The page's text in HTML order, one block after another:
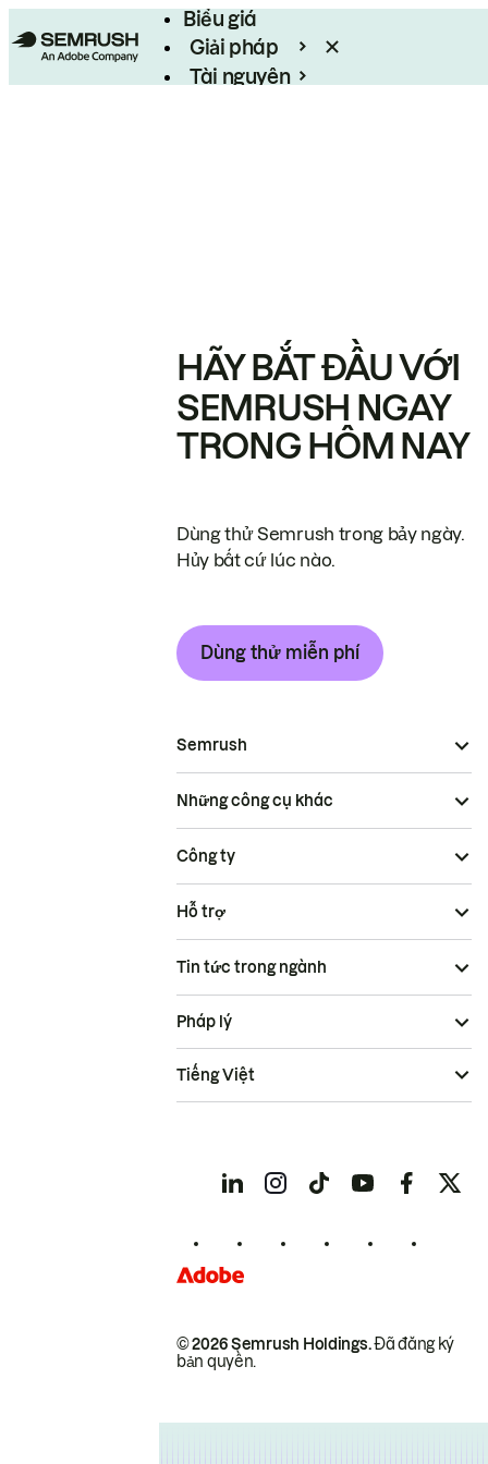
Biểu giá
Giải pháp
Tài nguyên
HÃY BẮT ĐẦU VỚI
SEMRUSH NGAY
TRONG HÔM NAY
Dùng thử Semrush trong bảy ngày.
Hủy bất cứ lúc nào.
Dùng thử miễn phí
Semrush
Những công cụ khác
Công ty
Hỗ trợ
Tin tức trong ngành
© 2026 Semrush Holdings.Đã đăng ký
bản quyền.
Pháp lý
Tiếng Việt